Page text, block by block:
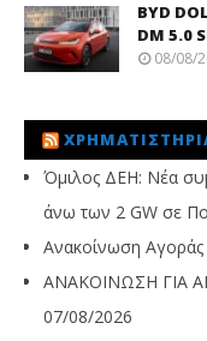
BYD
DM 5.0
08/08/
Όμιλος ΔΕΗ: Νέα
άνω των 2 GW σε
Ανακοίνωση
ΑΝΑΚΟΙΝΩΣΗ ΓΙΑ
07/08/2026